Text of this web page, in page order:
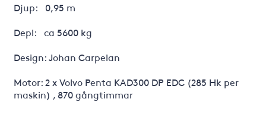
Djup: 0,95 m
Depl: ca 5600 kg
Design: Johan Carpelan
Motor: 2 x Volvo Penta KAD300 DP EDC (285 Hk per
maskin) , 870 gångtimmar